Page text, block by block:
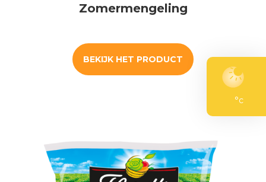
°c
Zomermengeling
BEKIJK HET PRODUCT